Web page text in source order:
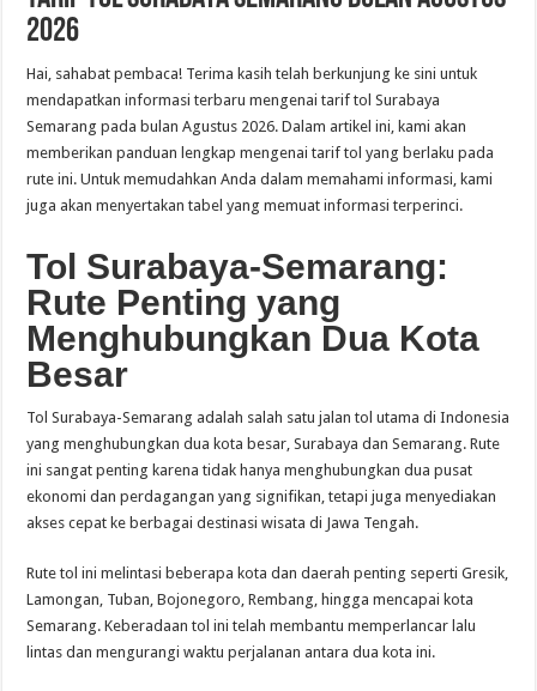
2026
Hai, sahabat pembaca! Terima kasih telah berkunjung ke sini untuk
mendapatkan informasi terbaru mengenai tarif tol Surabaya
Semarang pada bulan Agustus 2026. Dalam artikel ini, kami akan
memberikan panduan lengkap mengenai tarif tol yang berlaku pada
rute ini. Untuk memudahkan Anda dalam memahami informasi, kami
juga akan menyertakan tabel yang memuat informasi terperinci.
Tol Surabaya-Semarang:
Rute Penting yang
Menghubungkan Dua Kota
Besar
Tol Surabaya-Semarang adalah salah satu jalan tol utama di Indonesia
yang menghubungkan dua kota besar, Surabaya dan Semarang. Rute
ini sangat penting karena tidak hanya menghubungkan dua pusat
ekonomi dan perdagangan yang signifikan, tetapi juga menyediakan
akses cepat ke berbagai destinasi wisata di Jawa Tengah.
Rute tol ini melintasi beberapa kota dan daerah penting seperti Gresik,
Lamongan, Tuban, Bojonegoro, Rembang, hingga mencapai kota
Semarang. Keberadaan tol ini telah membantu memperlancar lalu
lintas dan mengurangi waktu perjalanan antara dua kota ini.